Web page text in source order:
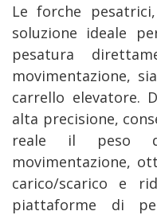
Le forche
soluzione ideale
pesatura
movimentazione,
carrello elevatore.
alta precisione,
reale il peso
movimentazione,
carico/scarico e
piattaforme di